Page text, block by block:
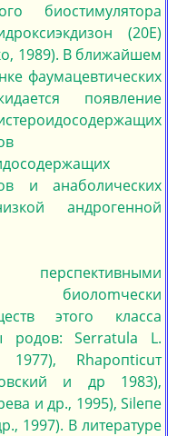
биостимулятора
(20Е)
1989). В ближайшем
фаумацевтических
появление
и анаболических
андрогенной
биолоmчески
этого класса
родов: Serratula L.
1977), Rhapoпticuт
и др 1983),
и др., 1995), Sileпe
1997). В литературе